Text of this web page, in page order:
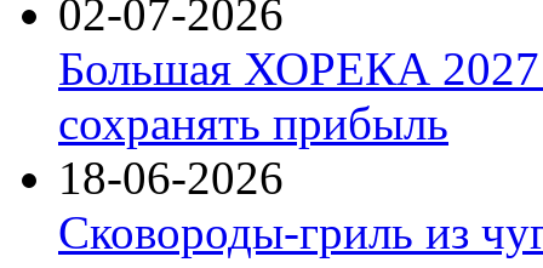
02-07-2026
Большая ХОРЕКА 2027:
сохранять прибыль
18-06-2026
Сковороды-гриль из